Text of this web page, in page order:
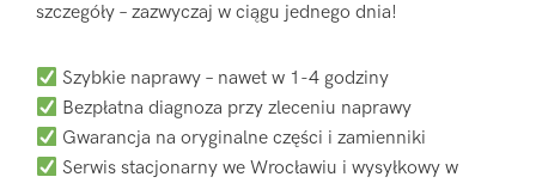
szczegóły – zazwyczaj w ciągu jednego dnia!
Szybkie naprawy – nawet w 1-4 godziny
Bezpłatna diagnoza przy zleceniu naprawy
Gwarancja na oryginalne części i zamienniki
Serwis stacjonarny we Wrocławiu i wysyłkowy w